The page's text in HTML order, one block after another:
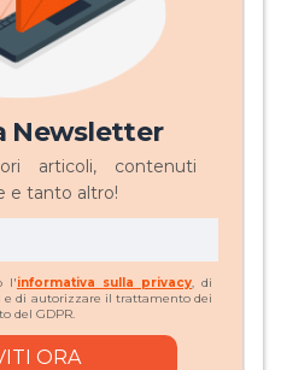
Newsletter
articoli, contenuti
e tanto altro!
l'informativa sulla privacy, di
e di autorizzare il trattamento dei
del GDPR.